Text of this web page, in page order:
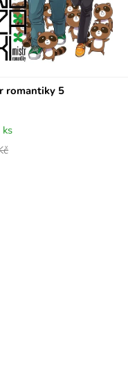
romantiky 5